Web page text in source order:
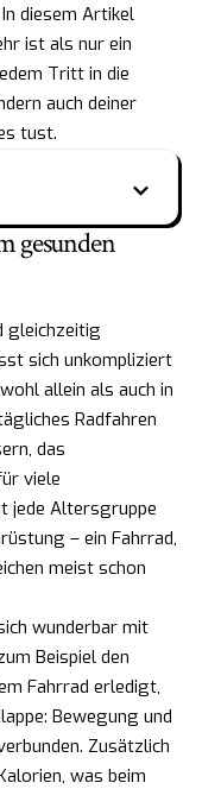
diesem Artikel
ist als nur ein
Tritt in die
auch deiner
tust.
gesunden
gleichzeitig
sich unkompliziert
allein als auch in
Radfahren
das
viele
jede Altersgruppe
– ein Fahrrad,
meist schon
wunderbar mit
Beispiel den
Fahrrad erledigt,
Bewegung und
Zusätzlich
was beim